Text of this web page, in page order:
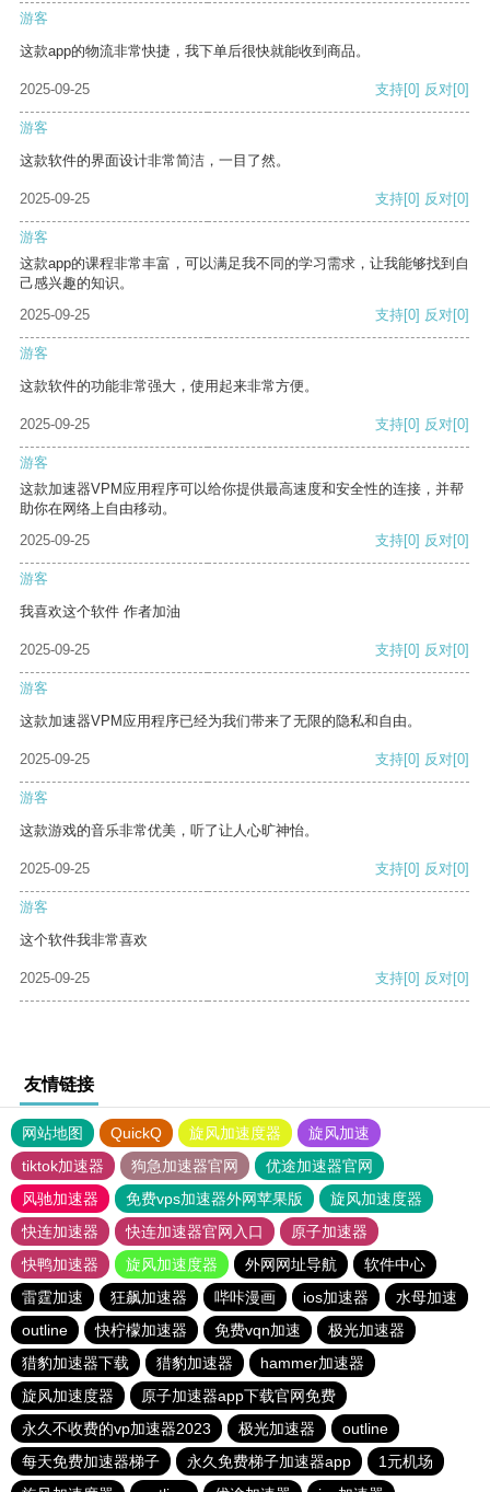
游客
这款app的物流非常快捷，我下单后很快就能收到商品。
2025-09-25 支持[0] 反对[0]
游客
这款软件的界面设计非常简洁，一目了然。
2025-09-25 支持[0] 反对[0]
游客
这款app的课程非常丰富，可以满足我不同的学习需求，让我能够找到自
己感兴趣的知识。
2025-09-25
支持[0] 反对[0]
游客
这款软件的功能非常强大，使用起来非常方便。
2025-09-25 支持[0] 反对[0]
游客
这款加速器VPM应用程序可以给你提供最高速度和安全性的连接，并帮
助你在网络上自由移动。
2025-09-25
支持[0] 反对[0]
游客
我喜欢这个软件 作者加油
2025-09-25 支持[0] 反对[0]
游客
这款加速器VPM应用程序已经为我们带来了无限的隐私和自由。
2025-09-25 支持[0] 反对[0]
游客
这款游戏的音乐非常优美，听了让人心旷神怡。
2025-09-25 支持[0] 反对[0]
游客
这个软件我非常喜欢
2025-09-25 支持[0] 反对[0]
友情链接
网站地图 QuickQ 旋风加速度器
旋风加速
tiktok加速器
狗急加速器官网
优途加速器官网
风驰加速器
免费vps加速器外网苹果版
旋风加速度器
快连加速器
快连加速器官网入口
原子加速器
快鸭加速器
旋风加速度器 外网网址导航
软件中心
雷霆加速
狂飙加速器 哔咔漫画 ios加速器
水母加速
outline
快柠檬加速器 免费vqn加速
极光加速器
猎豹加速器下载
猎豹加速器
hammer加速器
旋风加速度器
原子加速器app下载官网免费
永久不收费的vp加速器2023
极光加速器
outline
每天免费加速器梯子
永久免费梯子加速器app
1元机场